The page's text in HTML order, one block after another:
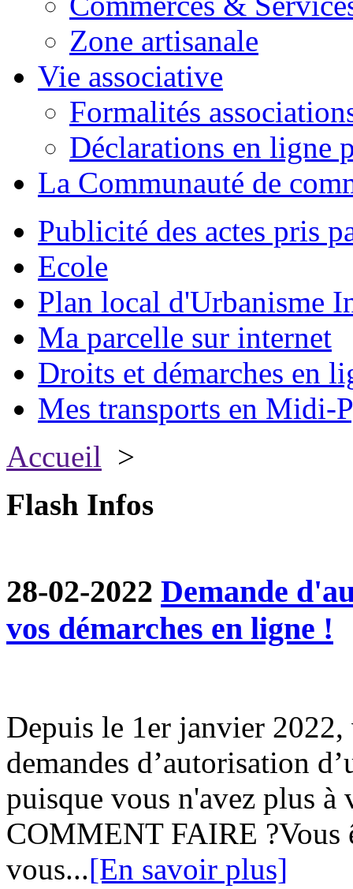
Zone artisanale
Vie associative
Formalités
Déclarations en ligne
La Communauté de
Publicité des actes pris
Ecole
Plan local d'Urbanisme
Ma parcelle sur internet
Droits et démarches en
Mes transports en Midi-
Accueil >
Flash Infos
28-02-2022 Demande
vos démarches en ligne !
Depuis le 1er janvier
demandes d’autorisation
puisque vous n'avez plus à
COMMENT FAIRE ?Vous
vous...[En savoir plus]